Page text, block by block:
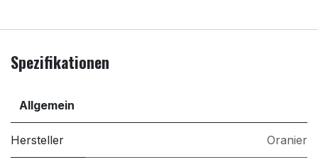
Spezifikationen
Allgemein
Hersteller Oranier